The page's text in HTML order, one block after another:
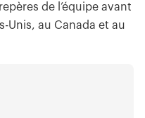
de l’équipe avant
Unis, au Canada et au